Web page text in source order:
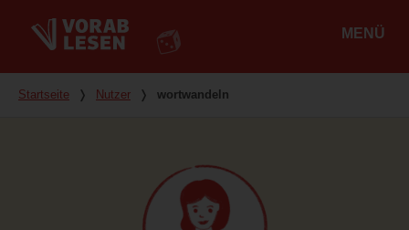
MENÜ
Du bist hier
Startseite ❭ Nutzer ❭ wortwandeln